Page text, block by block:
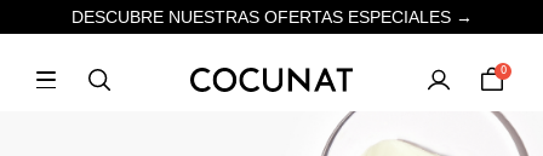
DESCUBRE NUESTRAS OFERTAS ESPECIALES →
0